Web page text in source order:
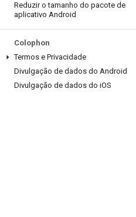
Reduzir o tamanho do pacote de
aplicativo Android
Colophon
Termos e Privacidade
Divulgação de dados do Android
Divulgação de dados do iOS